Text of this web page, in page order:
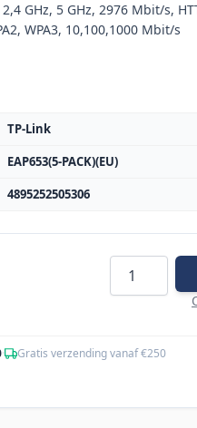
GHz, 5 GHz, 2976 Mbit/s,
WPA3, 10,100,1000 Mbit/s
TP-Link
EAP653(5-PACK)(EU)
4895252505306
Aantal
· Gratis verzending vanaf €250